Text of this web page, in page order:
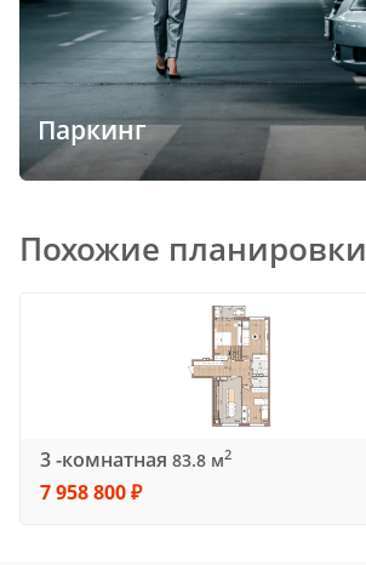
Паркинг
Похожие планировки
3 -комнатная 83.8 м2
7 958 800 ₽